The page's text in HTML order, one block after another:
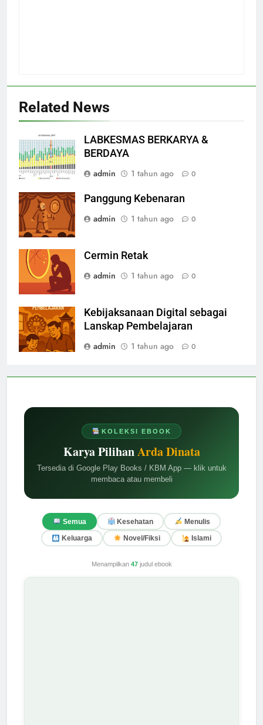
KOLEKSI EBOOK
Karya PilihanArda Dinata
Tersedia di Google Play Books / KBM App — klik untuk
membaca atau membeli
Semua Kesehatan Menulis
Keluarga Novel/Fiksi Islami
Menampilkan 47judul ebook
Related News
LABKESMAS BERKARYA &
BERDAYA
admin
1 tahun ago 0
Panggung Kebenaran
admin
1 tahun ago 0
Cermin Retak
admin
1 tahun ago 0
Kebijaksanaan Digital sebagai
Lanskap Pembelajaran
admin
1 tahun ago 0